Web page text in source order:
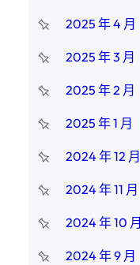
2025 年 4 月
2025 年 3 月
2025 年 2 月
2025 年 1 月
2024 年 12 月
2024 年 11 月
2024 年 10 月
2024 年 9 月